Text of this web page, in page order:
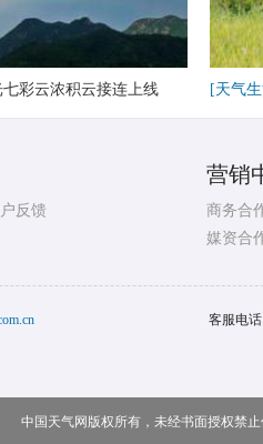
彩云浓积云接连上线 [天气
反馈
营销
商务合
媒资合
客服电
中国天气网版权所有，未经书面授权